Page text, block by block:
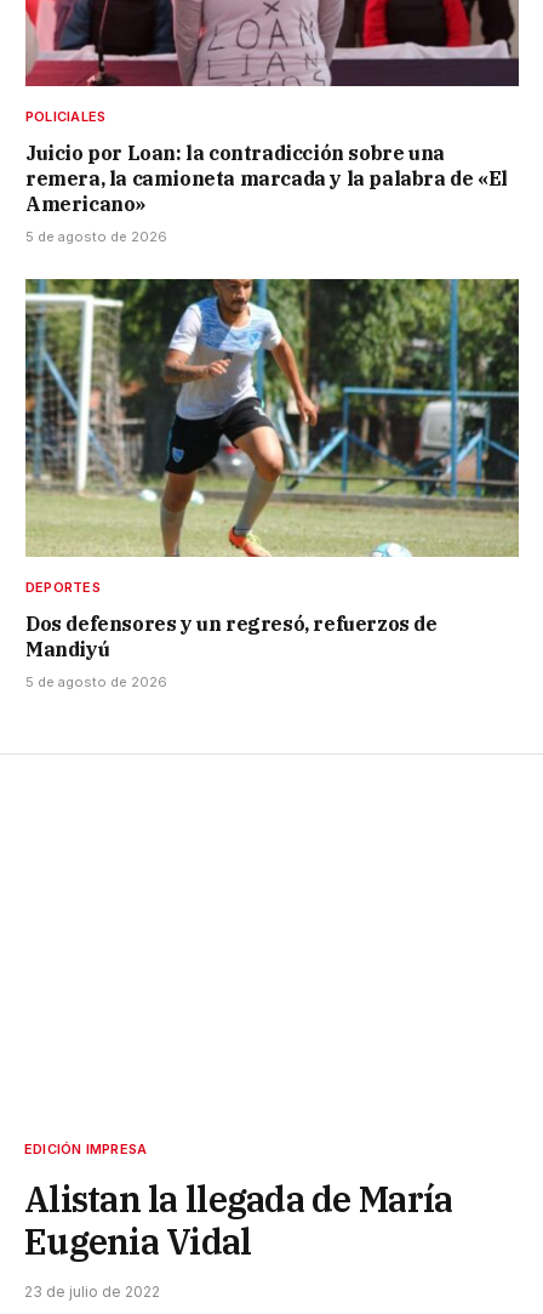
POLICIALES
Juicio por Loan: la contradicción sobre una
remera, la camioneta marcada y la palabra de «El
Americano»
5 de agosto de 2026
DEPORTES
Dos defensores y un regresó, refuerzos de
Mandiyú
5 de agosto de 2026
EDICIÓN IMPRESA
Alistan la llegada de María
Eugenia Vidal
23 de julio de 2022